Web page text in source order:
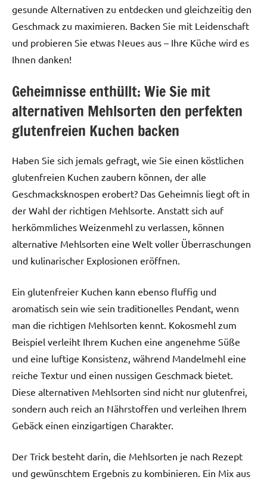
gesunde Alternativen zu entdecken und gleichzeitig den
Geschmack zu maximieren. Backen Sie mit Leidenschaft
und probieren Sie etwas Neues aus – Ihre Küche wird es
Ihnen danken!
Geheimnisse enthüllt: Wie Sie mit
alternativen Mehlsorten den perfekten
glutenfreien Kuchen backen
Haben Sie sich jemals gefragt, wie Sie einen köstlichen
glutenfreien Kuchen zaubern können, der alle
Geschmacksknospen erobert? Das Geheimnis liegt oft in
der Wahl der richtigen Mehlsorte. Anstatt sich auf
herkömmliches Weizenmehl zu verlassen, können
alternative Mehlsorten eine Welt voller Überraschungen
und kulinarischer Explosionen eröffnen.
Ein glutenfreier Kuchen kann ebenso fluffig und
aromatisch sein wie sein traditionelles Pendant, wenn
man die richtigen Mehlsorten kennt. Kokosmehl zum
Beispiel verleiht Ihrem Kuchen eine angenehme Süße
und eine luftige Konsistenz, während Mandelmehl eine
reiche Textur und einen nussigen Geschmack bietet.
Diese alternativen Mehlsorten sind nicht nur glutenfrei,
sondern auch reich an Nährstoffen und verleihen Ihrem
Gebäck einen einzigartigen Charakter.
Der Trick besteht darin, die Mehlsorten je nach Rezept
und gewünschtem Ergebnis zu kombinieren. Ein Mix aus